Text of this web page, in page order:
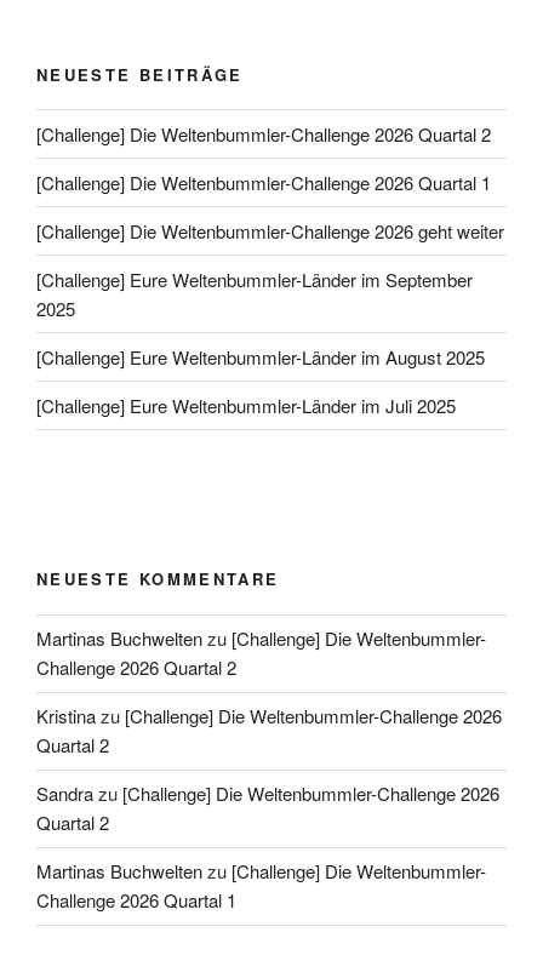
NEUESTE BEITRÄGE
[Challenge] Die Weltenbummler-Challenge 2026 Quartal 2
[Challenge] Die Weltenbummler-Challenge 2026 Quartal 1
[Challenge] Die Weltenbummler-Challenge 2026 geht weiter
[Challenge] Eure Weltenbummler-Länder im September
2025
[Challenge] Eure Weltenbummler-Länder im August 2025
[Challenge] Eure Weltenbummler-Länder im Juli 2025
NEUESTE KOMMENTARE
Martinas Buchweltenzu [Challenge] Die Weltenbummler-
Challenge 2026 Quartal 2
Kristinazu [Challenge] Die Weltenbummler-Challenge 2026
Quartal 2
Sandrazu [Challenge] Die Weltenbummler-Challenge 2026
Quartal 2
Martinas Buchweltenzu [Challenge] Die Weltenbummler-
Challenge 2026 Quartal 1